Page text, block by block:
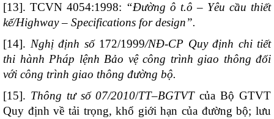
[13]. TCVN 4054:1998: “Đường ô t.ô – Yêu cầu thiết
kế/Highway – Specifications for design”.
[14]. Nghị định số 172/1999/NĐ-CP Quy định chi tiết
thi hành Pháp lệnh Bảo vệ công trình giao thông đối
với công trình giao thông đường bộ.
[15]. Thông tư số 07/2010/TT–BGTVTcủa Bộ GTVT
Quy định về tải trọng, khổ giới hạn của đường bộ; lưu